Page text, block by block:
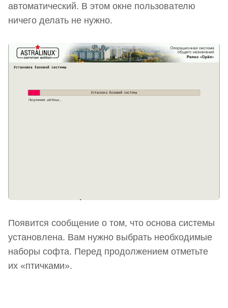
автоматический. В этом окне пользователю
ничего делать не нужно.
Появится сообщение о том, что основа системы
установлена. Вам нужно выбрать необходимые
наборы софта. Перед продолжением отметьте
их «птичками».